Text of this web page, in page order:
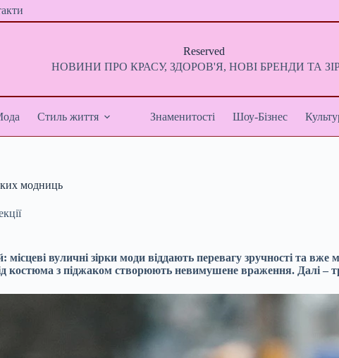
Reserved
НОВИНИ ПРО КРАСУ, ЗДОРОВ'Я, НОВІ БРЕНДИ ТА
Стиль життя Знаменитості Шоу-Бізнес
модниць
вуличні зірки моди віддають перевагу зручності та
костюма з піджаком створюють невимушене враження. Далі –